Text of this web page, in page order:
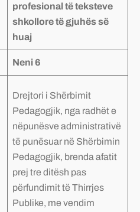
profesional të teksteve
shkollore të gjuhës së
huaj
Neni 6
Drejtori i Shërbimit
Pedagogjik, nga radhët e
nëpunësve administrativë
të punësuar në Shërbimin
Pedagogjik, brenda afatit
prej tre ditësh pas
përfundimit të Thirrjes
Publike, me vendim